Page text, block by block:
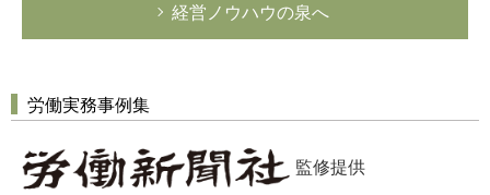
経営ノウハウの泉へ
労働実務事例集
監修提供